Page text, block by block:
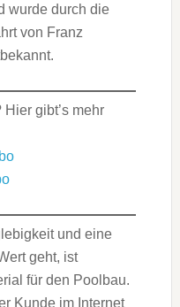
wurde durch die
von Franz
gibt’s mehr
und eine
geht, ist
für den Poolbau.
Kunde im Internet